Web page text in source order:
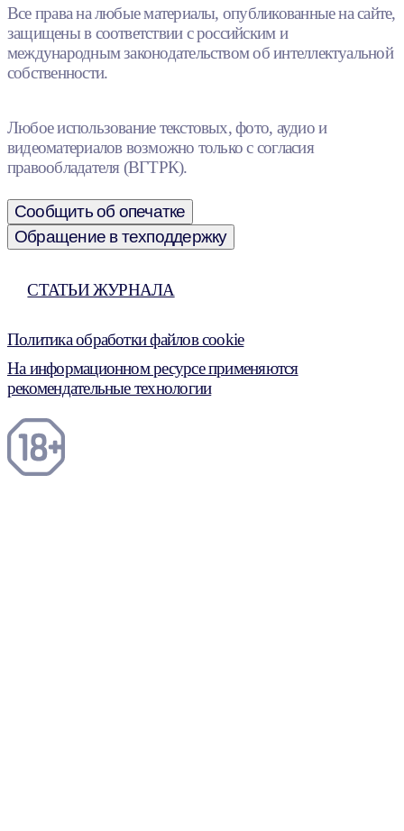
Все права на любые материалы, опубликованные на сайте,
защищены в соответствии с российским и
международным законодательством об интеллектуальной
собственности.
Любое использование текстовых, фото, аудио и
видеоматериалов возможно только с согласия
правообладателя (ВГТРК).
Сообщить об опечатке
Обращение в техподдержку
СТАТЬИ ЖУРНАЛА
Политика обработки файлов cookie
На информационном ресурсе применяются
рекомендательные технологии